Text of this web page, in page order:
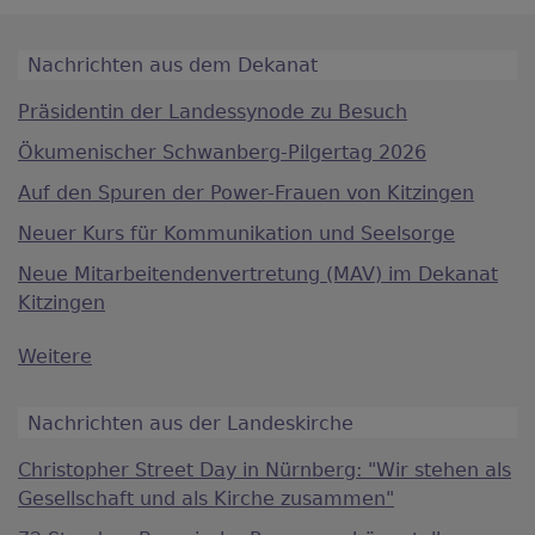
Nachrichten aus dem Dekanat
Präsidentin der Landessynode zu Besuch
Ökumenischer Schwanberg-Pilgertag 2026
Auf den Spuren der Power-Frauen von Kitzingen
Neuer Kurs für Kommunikation und Seelsorge
Neue Mitarbeitendenvertretung (MAV) im Dekanat
Kitzingen
Weitere
Nachrichten aus der Landeskirche
Christopher Street Day in Nürnberg: "Wir stehen als
Gesellschaft und als Kirche zusammen"